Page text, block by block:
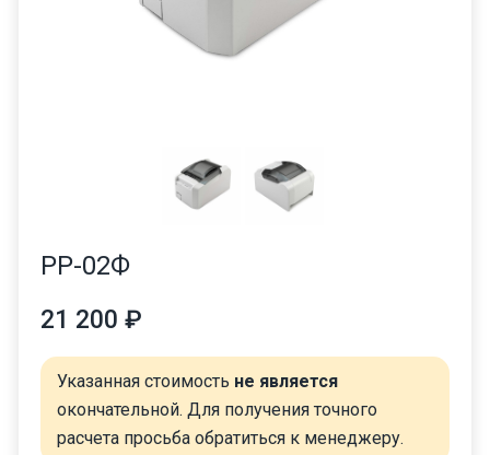
РР-02Ф
21 200 ₽
Указанная стоимость не является
окончательной. Для получения точного
расчета просьба обратиться к менеджеру.